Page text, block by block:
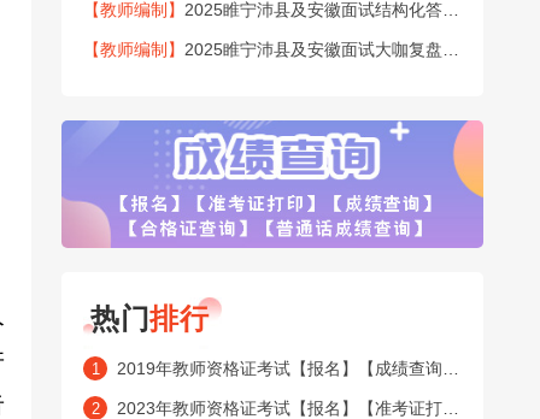
【教师编制】 2025睢宁沛县及安徽面试结构化答辩模考安排
【教师编制】 2025睢宁沛县及安徽面试大咖复盘安排
热门排行
1 2019年教师资格证考试【报名】【成绩查询】【合格证查询】【普通话成绩查询】窗口
2 2023年教师资格证考试【报名】【准考证打印】【成绩查询】【合格证查询】【普通话成绩查询】窗口